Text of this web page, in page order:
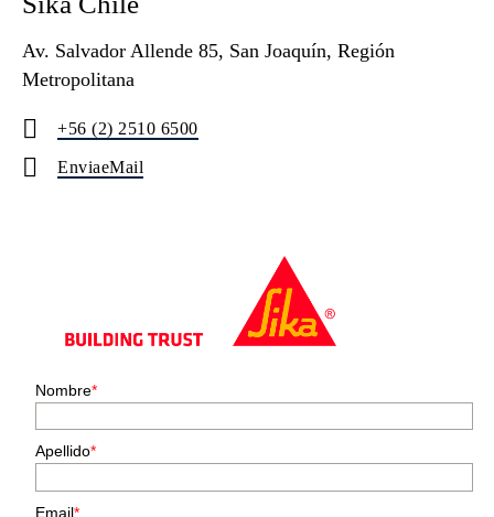
Av. Salvador Allende 85, San Joaquín, Región
Metropolitana
+56 (2) 2510 6500
EnviaeMail